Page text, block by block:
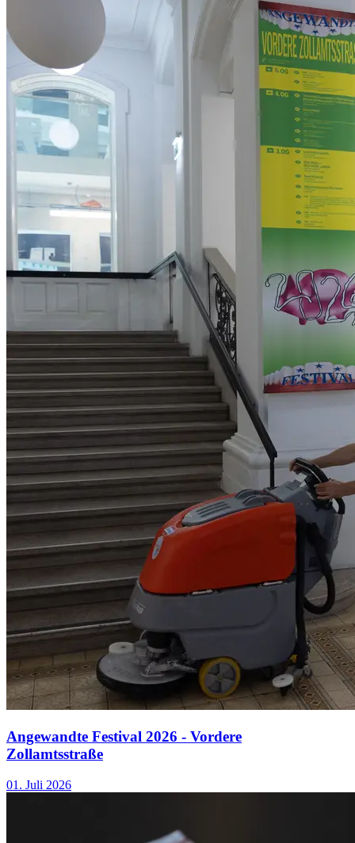
Angewandte Festival 2026 - Vordere
Zollamtsstraße
01. Juli 2026